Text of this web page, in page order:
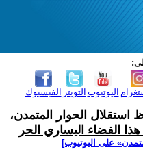
الفيسبوك التويتر اليوتيوب
استقلال الحوار المتمدن،
الفضاء اليساري الحر
على اليوتيوب]